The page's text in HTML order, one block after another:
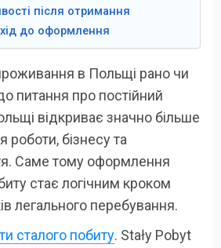
після отримання
до оформлення
в Польщі рано чи
питання про постійний
відкриває значно більше
бізнесу та
Саме тому оформлення
стає логічним кроком
легального перебування.
сталого побиту. Stały Pobyt